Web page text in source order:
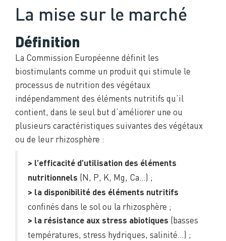
La mise sur le marché
Définition
La Commission Européenne définit les
biostimulants comme un produit qui stimule le
processus de nutrition des végétaux
indépendamment des éléments nutritifs qu’il
contient, dans le seul but d’améliorer une ou
plusieurs caractéristiques suivantes des végétaux
ou de leur rhizosphère :
> l’efficacité d’utilisation des éléments
nutritionnels (N, P, K, Mg, Ca…) ;
> la disponibilité des éléments nutritifs
confinés dans le sol ou la rhizosphère ;
> la résistance aux stress abiotiques (basses
températures, stress hydriques, salinité…) ;